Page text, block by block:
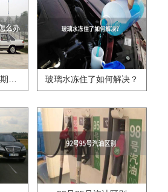
驾驶证到期没有换,逾期怎么办?? 玻璃水冻住了如何解决？